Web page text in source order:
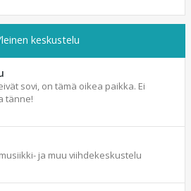
keskustelu
sovi, on tämä oikea paikka. Ei
tänne!
ja muu viihdekeskustelu